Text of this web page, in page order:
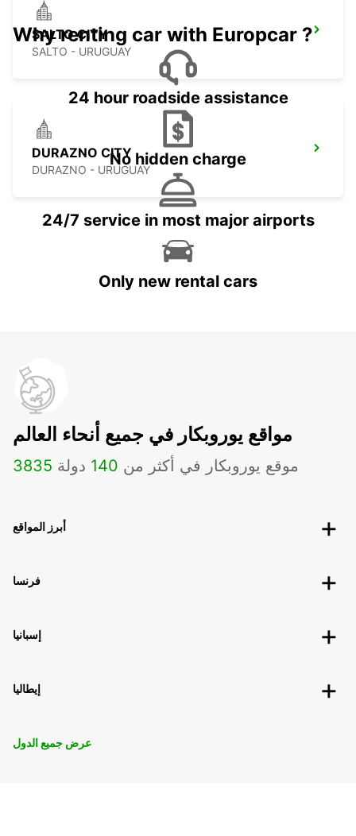
SALTO CITY
SALTO - URUGUAY
DURAZNO CITY
DURAZNO - URUGUAY
Why renting car with Europcar ?
24 hour roadside assistance
No hidden charge
24/7 service in most major airports
Only new rental cars
مواقع يوروبكار في جميع أنحاء العالم
3835 موقع يوروبكار في أكثر من 140 دولة
أبرز المواقع
فرنسا
إسبانيا
إيطاليا
عرض جميع الدول